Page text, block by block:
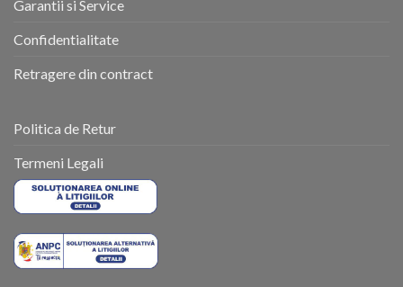
Garantii si Service
Confidentialitate
Retragere din contract
Politica de Retur
Termeni Legali